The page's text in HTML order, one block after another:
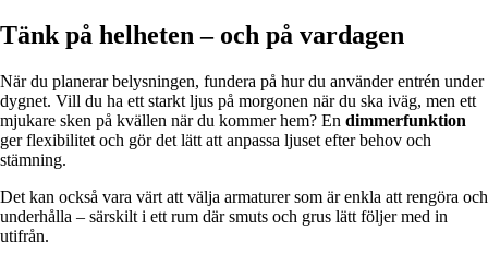
Tänk på helheten – och på vardagen
När du planerar belysningen, fundera på hur du använder entrén under
dygnet. Vill du ha ett starkt ljus på morgonen när du ska iväg, men ett
mjukare sken på kvällen när du kommer hem? En dimmerfunktion
ger flexibilitet och gör det lätt att anpassa ljuset efter behov och
stämning.
Det kan också vara värt att välja armaturer som är enkla att rengöra och
underhålla – särskilt i ett rum där smuts och grus lätt följer med in
utifrån.